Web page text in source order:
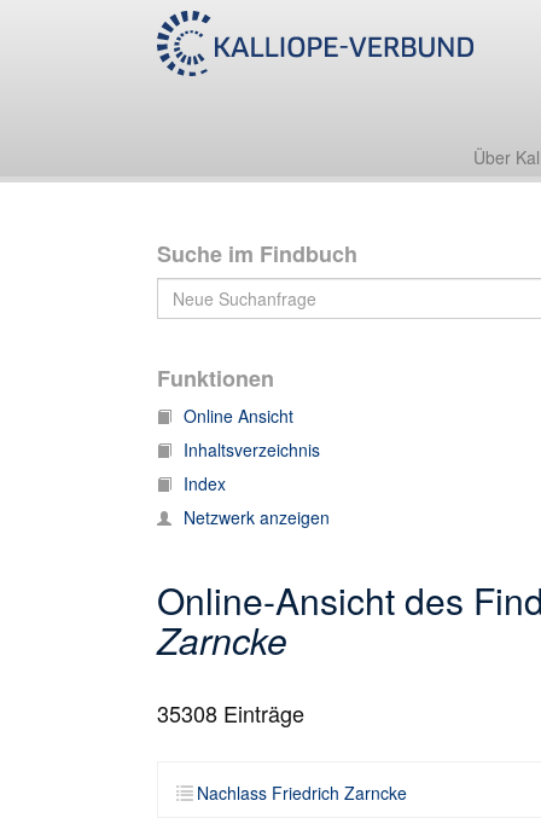
Über
Suche im Findbuch
Funktionen
Online Ansicht
Inhaltsverzeichnis
Index
Netzwerk anzeigen
Online-Ansicht des
Zarncke
35308 Einträge
Nachlass Friedrich Zarncke
2. Werke
Nachlass Friedrich Zarncke